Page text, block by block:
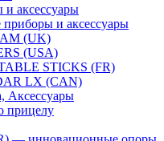
аксессуары
и аксессуары
(UK)
(USA)
STICKS (FR)
LX (CAN)
Аксессуары
прицелу